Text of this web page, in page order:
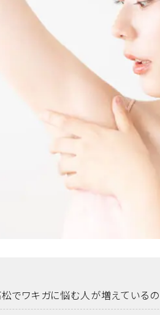
でワキガに悩む人が増えている